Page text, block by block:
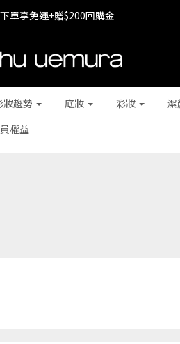
單享免運+贈$200回購金
單享免運+贈$200回購金
限量贈抹茶潔顏油15ml
單享免運+贈$200回購金
妝趨勢 底妝 彩妝 潔
權益